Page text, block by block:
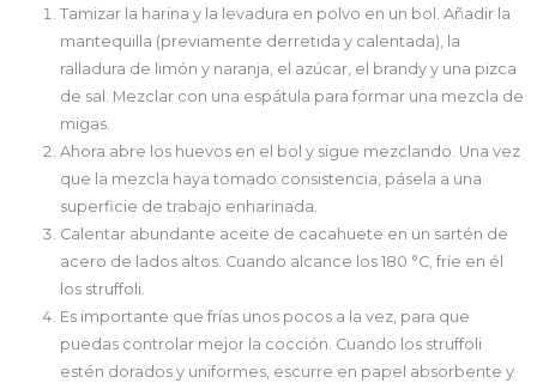
Tamizar la harina y la levadura en polvo en un bol. Añadir la
mantequilla (previamente derretida y calentada), la
ralladura de limón y naranja, el azúcar, el brandy y una pizca
de sal. Mezclar con una espátula para formar una mezcla de
migas.
Ahora abre los huevos en el bol y sigue mezclando. Una vez
que la mezcla haya tomado consistencia, pásela a una
superficie de trabajo enharinada.
Calentar abundante aceite de cacahuete en un sartén de
acero de lados altos. Cuando alcance los 180 °C, fríe en él
los struffoli.
Es importante que frías unos pocos a la vez, para que
puedas controlar mejor la cocción. Cuando los struffoli
estén dorados y uniformes, escurre en papel absorbente y